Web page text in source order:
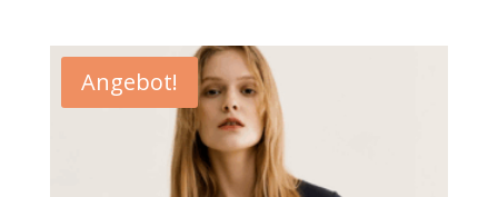
€ 8,90€ 7,90.
Angebot!